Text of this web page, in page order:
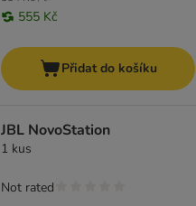
555 Kč
Přidat do košíku
JBL NovoStation
1 kus
Not rated